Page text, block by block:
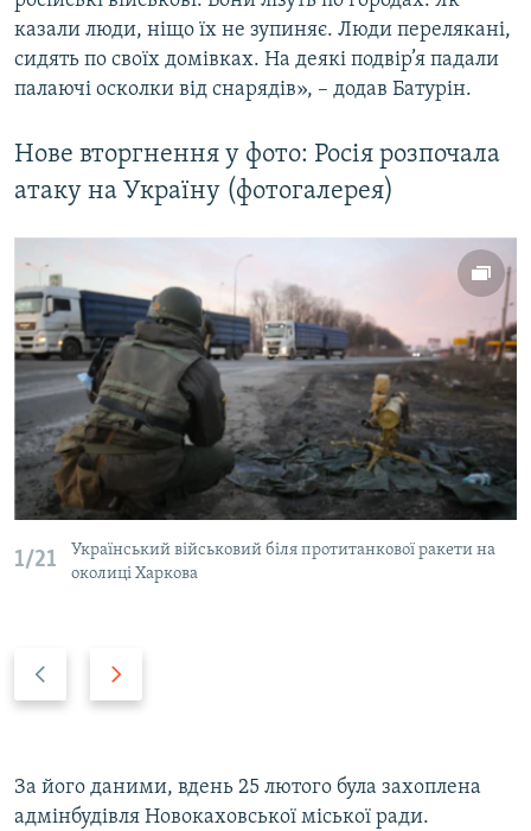
казали люди, ніщо їх не зупиняє. Люди перелякані,
сидять по своїх домівках. На деякі подвір’я падали
палаючі осколки від снарядів», – додав Батурін.
Нове вторгнення у фото: Росія розпочала
атаку на Україну (фотогалерея)
1/21
Український військовий біля протитанкової ракети на
околиці Харкова
i
o
s
l
За його даними, вдень 25 лютого була захоплена
адмінбудівля Новокаховської міської ради.